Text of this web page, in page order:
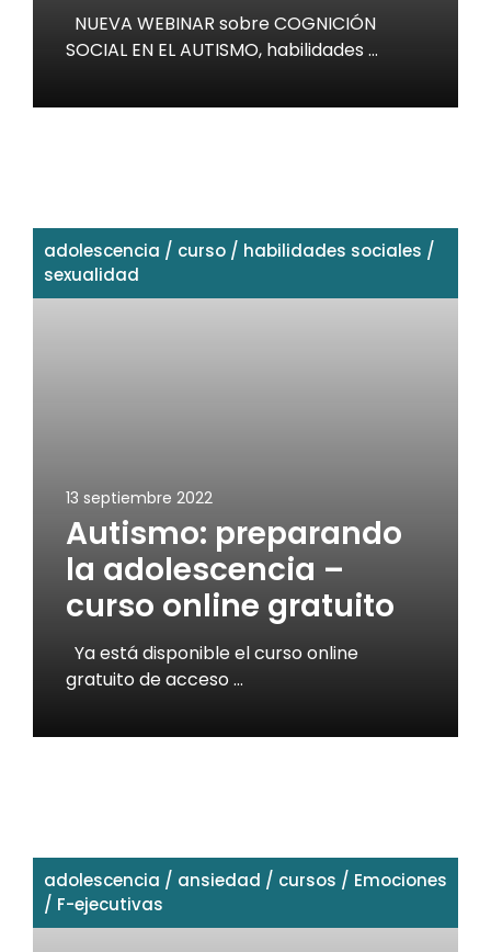
NUEVA WEBINAR sobre COGNICIÓN
SOCIAL EN EL AUTISMO, habilidades …
adolescencia / curso / habilidades sociales /
sexualidad
13 septiembre 2022
Autismo: preparando
la adolescencia –
curso online gratuito
Ya está disponible el curso online
gratuito de acceso …
adolescencia / ansiedad / cursos / Emociones
/ F-ejecutivas